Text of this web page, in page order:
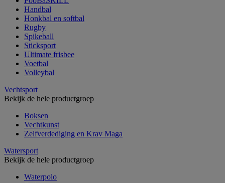
Handbal
Honkbal en softbal
Rugby
Spikeball
Sticksport
Ultimate frisbee
Voetbal
Volleybal
Vechtsport
Bekijk de hele productgroep
Boksen
Vechtkunst
Zelfverdediging en Krav Maga
Watersport
Bekijk de hele productgroep
Waterpolo